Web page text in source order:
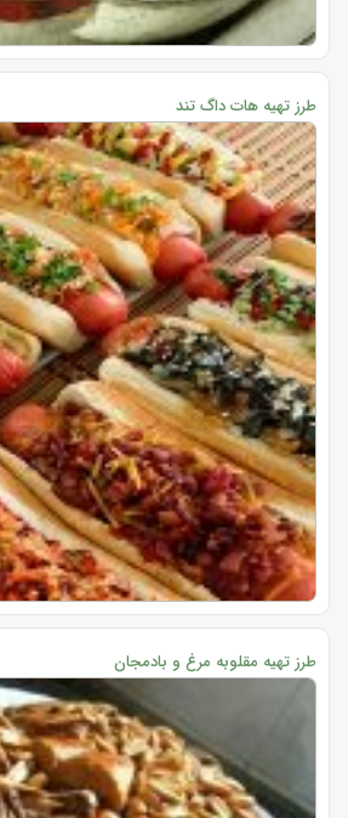
طرز تهیه هات داگ تند
طرز تهیه مقلوبه مرغ و بادمجان